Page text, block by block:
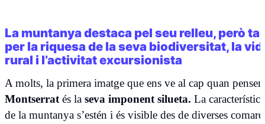
La muntanya destaca pel seu relleu, però
per la riquesa de la seva biodiversitat, la
rural i l’activitat excursionista
A molts, la primera imatge que ens ve al cap quan
Montserrat és la seva imponent silueta. La
de la muntanya s’estén i és visible des de diverses